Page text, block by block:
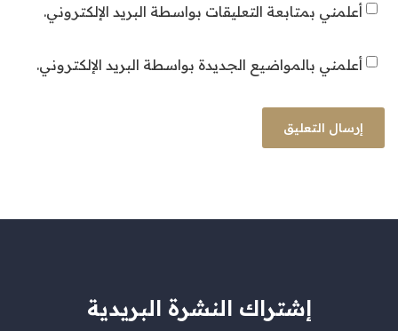
أعلمني بمتابعة التعليقات بواسطة البريد الإلكتروني.
أعلمني بالمواضيع الجديدة بواسطة البريد الإلكتروني.
إشتراك النشرة البريدية